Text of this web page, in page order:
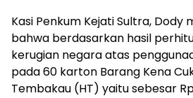
Kasi Penkum Kejati Sultra, Dody
bahwa berdasarkan hasil
kerugian negara atas
pada 60 karton Barang Kena
Tembakau (HT) yaitu sebesar